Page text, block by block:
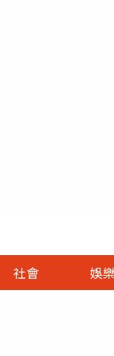
社會 娛樂
財經首頁
熱線
政